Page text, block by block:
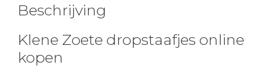
Beschrijving
Klene Zoete dropstaafjes online
kopen